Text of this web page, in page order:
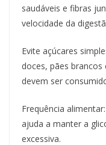
saudáveis e fibras
velocidade da
Evite açúcares
doces, pães
devem ser
Frequência
ajuda a manter a
excessiva.